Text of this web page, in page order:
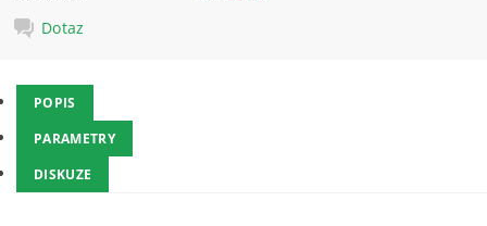
Dotaz
POPIS
PARAMETRY
DISKUZE